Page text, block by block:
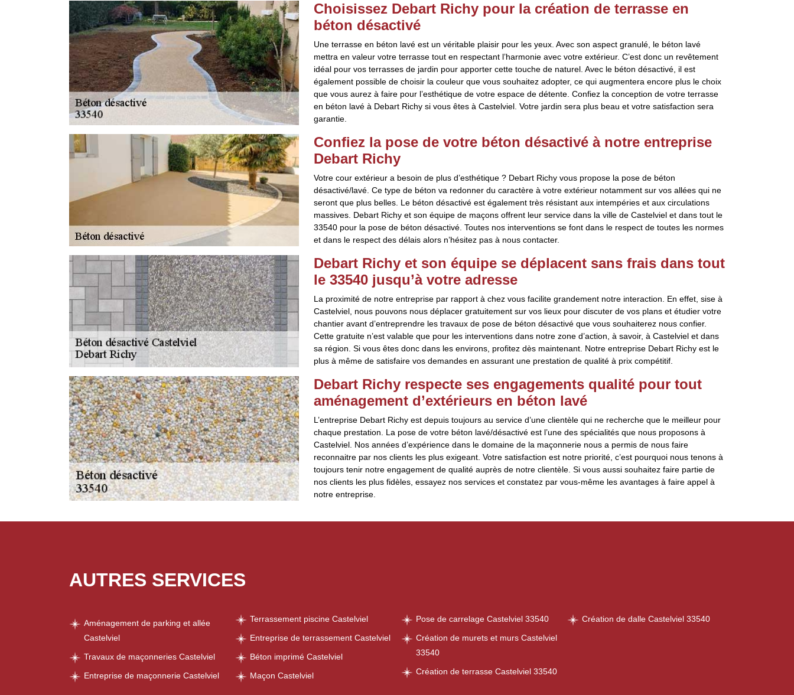
Choisissez Debart Richy pour la création de terrasse en
béton désactivé
Une terrasse en béton lavé est un véritable plaisir pour les yeux. Avec son aspect granulé, le béton lavé
mettra en valeur votre terrasse tout en respectant l’harmonie avec votre extérieur. C’est donc un revêtement
idéal pour vos terrasses de jardin pour apporter cette touche de naturel. Avec le béton désactivé, il est
également possible de choisir la couleur que vous souhaitez adopter, ce qui augmentera encore plus le choix
que vous aurez à faire pour l’esthétique de votre espace de détente. Confiez la conception de votre terrasse
en béton lavé à Debart Richy si vous êtes à Castelviel. Votre jardin sera plus beau et votre satisfaction sera
garantie.
Confiez la pose de votre béton désactivé à notre entreprise
Debart Richy
Votre cour extérieur a besoin de plus d’esthétique ? Debart Richy vous propose la pose de béton
désactivé/lavé. Ce type de béton va redonner du caractère à votre extérieur notamment sur vos allées qui ne
seront que plus belles. Le béton désactivé est également très résistant aux intempéries et aux circulations
massives. Debart Richy et son équipe de maçons offrent leur service dans la ville de Castelviel et dans tout le
33540 pour la pose de béton désactivé. Toutes nos interventions se font dans le respect de toutes les normes
et dans le respect des délais alors n’hésitez pas à nous contacter.
Debart Richy et son équipe se déplacent sans frais dans tout
le 33540 jusqu’à votre adresse
La proximité de notre entreprise par rapport à chez vous facilite grandement notre interaction. En effet, sise à
Castelviel, nous pouvons nous déplacer gratuitement sur vos lieux pour discuter de vos plans et étudier votre
chantier avant d’entreprendre les travaux de pose de béton désactivé que vous souhaiterez nous confier.
Cette gratuite n’est valable que pour les interventions dans notre zone d’action, à savoir, à Castelviel et dans
sa région. Si vous êtes donc dans les environs, profitez dès maintenant. Notre entreprise Debart Richy est le
plus à même de satisfaire vos demandes en assurant une prestation de qualité à prix compétitif.
Debart Richy respecte ses engagements qualité pour tout
aménagement d’extérieurs en béton lavé
L’entreprise Debart Richy est depuis toujours au service d’une clientèle qui ne recherche que le meilleur pour
chaque prestation. La pose de votre béton lavé/désactivé est l’une des spécialités que nous proposons à
Castelviel. Nos années d’expérience dans le domaine de la maçonnerie nous a permis de nous faire
reconnaitre par nos clients les plus exigeant. Votre satisfaction est notre priorité, c’est pourquoi nous tenons à
toujours tenir notre engagement de qualité auprès de notre clientèle. Si vous aussi souhaitez faire partie de
nos clients les plus fidèles, essayez nos services et constatez par vous-même les avantages à faire appel à
notre entreprise.
AUTRES SERVICES
Aménagement de parking et allée
Castelviel
Travaux de maçonneries Castelviel
Entreprise de maçonnerie Castelviel
Terrassement piscine Castelviel
Entreprise de terrassement Castelviel
Béton imprimé Castelviel
Maçon Castelviel
Pose de carrelage Castelviel 33540
Création de murets et murs Castelviel
33540
Création de terrasse Castelviel 33540
Création de dalle Castelviel 33540